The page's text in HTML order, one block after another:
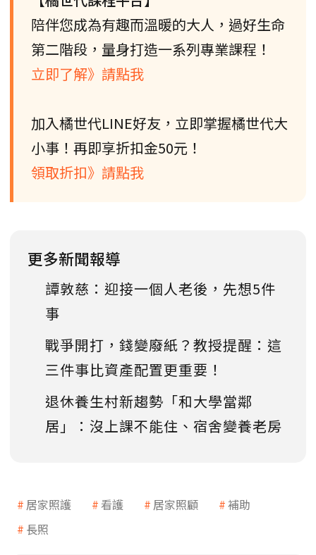
陪伴您成為有趣而溫暖的大人，過好生命
第二階段，量身打造一系列專業課程！
立即了解》請點我
加入橘世代LINE好友，立即掌握橘世代大
小事！再即享折扣金50元！
領取折扣》請點我
更多新聞報導
譚敦慈：迎接一個人老後，先想5件
事
戰爭開打，錢變廢紙？教授提醒：這
三件事比資產配置更重要！
退休養生村新趨勢「和大學當鄰
居」：沒上課不能住、宿舍變養老房
居家照護 看護 居家照顧
補助
長照